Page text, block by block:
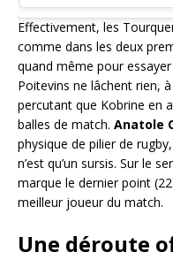
Effectivement, les
comme dans les deux
quand même pour
Poitevins ne lâchent rien, à
percutant que Kobrine en
balles de match. Anatole
physique de pilier de
n’est qu’un sursis. Sur le
marque le dernier point
meilleur joueur du match.
Une déroute